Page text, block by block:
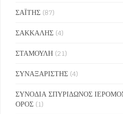
ΣΑΪΤΗΣ (87)
ΣΑΚΚΑΛΗΣ (4)
ΣΤΑΜΟΥΛΗ (21)
ΣΥΝΑΞΑΡΙΣΤΗΣ (4)
ΣΥΝΟΔΙΑ ΣΠΥΡΙΔΩΝΟΣ
ΟΡΟΣ (1)